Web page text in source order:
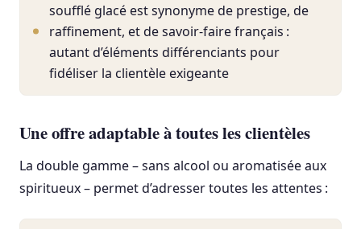
soufflé glacé est synonyme de prestige, de
raffinement, et de savoir-faire français :
autant d’éléments différenciants pour
fidéliser la clientèle exigeante
Une offre adaptable à toutes les clientèles
La double gamme – sans alcool ou aromatisée aux
spiritueux – permet d’adresser toutes les attentes :